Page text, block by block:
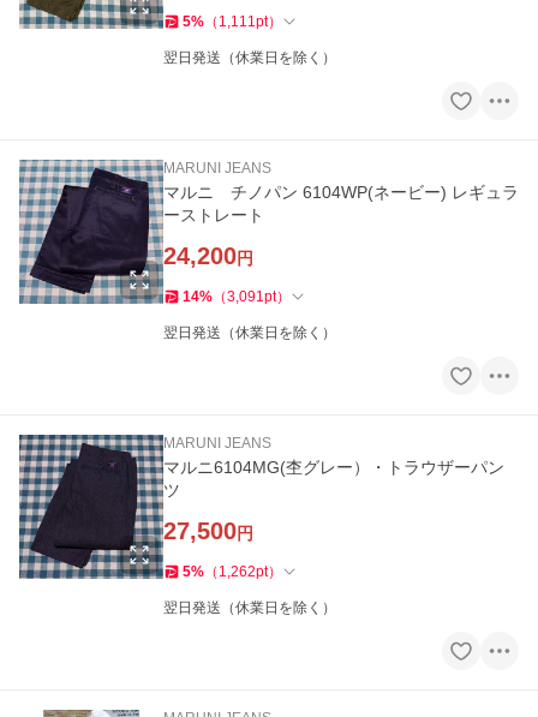
5% （ 1,111pt）
翌日発送（休業日を除く）
MARUNI JEANS
マルニ チノパン 6104WP(ネービー) レギュラ
ーストレート
24,200円
14% （3,091pt）
翌日発送（休業日を除く）
MARUNI JEANS
マルニ6104MG(杢グレー）・トラウザーパン
ツ
27,500円
5% （ 1,262pt）
翌日発送（休業日を除く）